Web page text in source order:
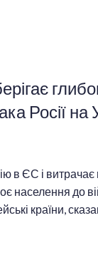
Росії на
ЄС і витрачає
населення до
країни,